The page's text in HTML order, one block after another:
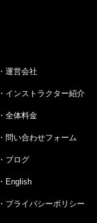
・運営会社
・インストラクター紹介
・全体料金
・問い合わせフォーム
・ブログ
・English
・プライバシーポリシー